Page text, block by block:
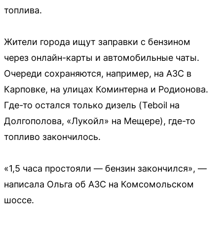
топлива.
Жители города ищут заправки с бензином
через онлайн-карты и автомобильные чаты.
Очереди сохраняются, например, на АЗС в
Карповке, на улицах Коминтерна и Родионова.
Где-то остался только дизель (Teboil на
Долгополова, «Лукойл» на Мещере), где-то
топливо закончилось.
«1,5 часа простояли — бензин закончился», —
написала Ольга об АЗС на Комсомольском
шоссе.